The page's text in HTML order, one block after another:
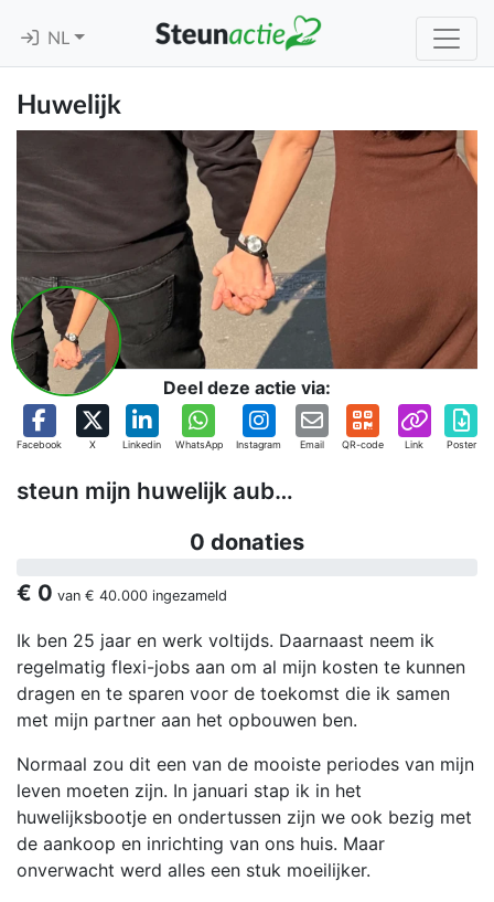
NL
Huwelijk
Deel deze actie via:
Facebook X Linkedin WhatsApp Instagram Email QR-code Link Poster
steun mijn huwelijk aub…
0 donaties
€ 0 van € 40.000 ingezameld
Ik ben 25 jaar en werk voltijds. Daarnaast neem ik
regelmatig flexi-jobs aan om al mijn kosten te kunnen
dragen en te sparen voor de toekomst die ik samen
met mijn partner aan het opbouwen ben.
Normaal zou dit een van de mooiste periodes van mijn
leven moeten zijn. In januari stap ik in het
huwelijksbootje en ondertussen zijn we ook bezig met
de aankoop en inrichting van ons huis. Maar
onverwacht werd alles een stuk moeilijker.